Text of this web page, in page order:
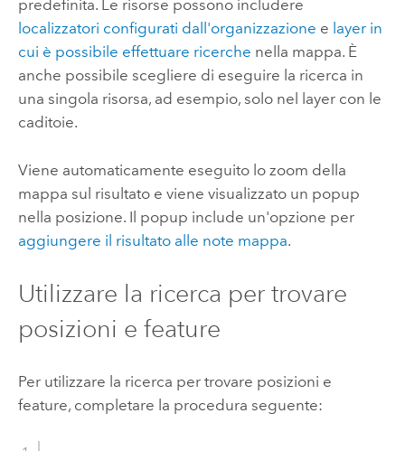
predefinita. Le risorse possono includere
localizzatori configurati dall'organizzazione e layer in
cui è possibile effettuare ricerche nella mappa. È
anche possibile scegliere di eseguire la ricerca in
una singola risorsa, ad esempio, solo nel layer con le
caditoie.
Viene automaticamente eseguito lo zoom della
mappa sul risultato e viene visualizzato un popup
nella posizione. Il popup include un'opzione per
aggiungere il risultato alle note mappa.
Utilizzare la ricerca per trovare
posizioni e feature
Per utilizzare la ricerca per trovare posizioni e
feature, completare la procedura seguente: